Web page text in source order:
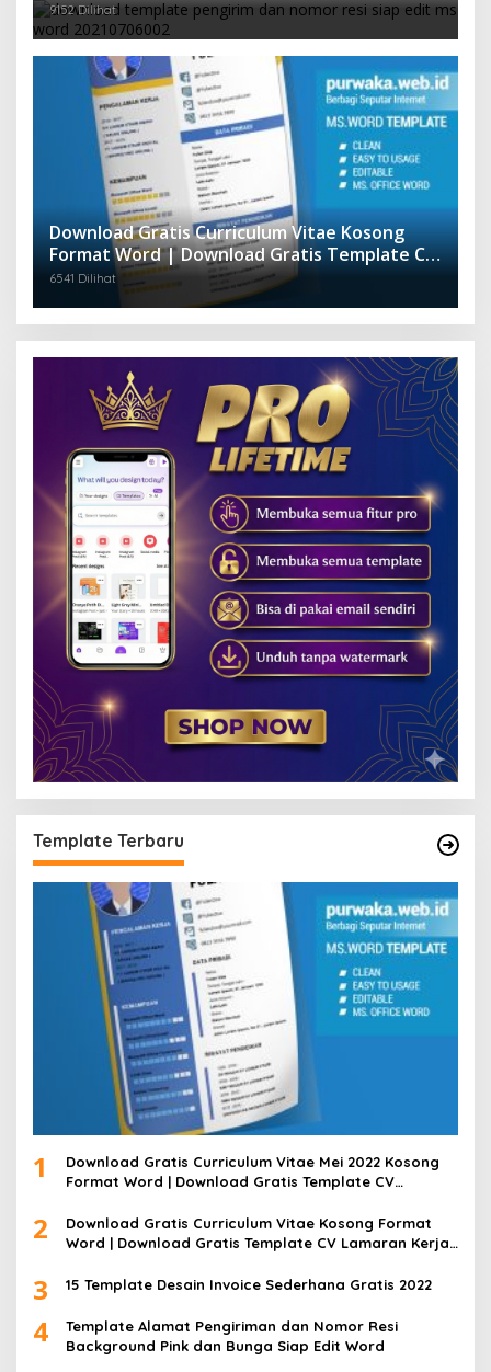
9152 Dilihat
Download Gratis Curriculum Vitae Kosong
Format Word | Download Gratis Template CV
Lamaran Kerja Doc Mudah Diedit
6541 Dilihat
Template Terbaru
1
Download Gratis Curriculum Vitae Mei 2022 Kosong
Format Word | Download Gratis Template CV
2
Download Gratis Curriculum Vitae Kosong Format
Word | Download Gratis Template CV Lamaran Kerja
3 15 Template Desain Invoice Sederhana Gratis 2022
4
Template Alamat Pengiriman dan Nomor Resi
Background Pink dan Bunga Siap Edit Word